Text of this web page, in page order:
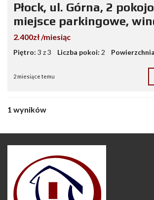
Płock, ul. Górna, 2
miejsce parkingowe,
2.400zł /miesiąc
Piętro: 3 z 3 Liczba pokoi: 2
2 miesiące temu
1 wyników